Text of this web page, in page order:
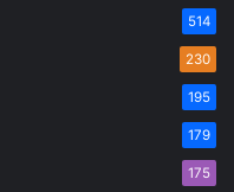
514
230
195
179
175